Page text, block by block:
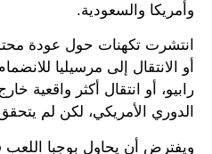
وأمريكا والسعودية.
انتشرت تكهنات حول عودة
أو الانتقال إلى مرسيليا
رابيو، أو انتقال أكثر واقعية
الدوري الأمريكي، لكن لم
ويفترض أن يحاول بوجبا اللعب